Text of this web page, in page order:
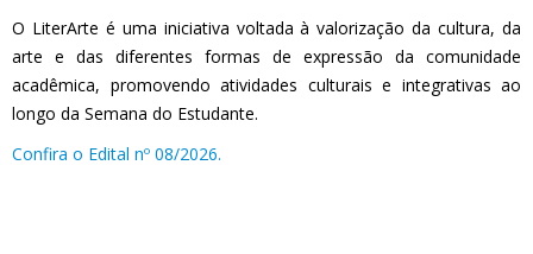
O LiterArte é uma iniciativa voltada à valorização da cultura, da
arte e das diferentes formas de expressão da comunidade
acadêmica, promovendo atividades culturais e integrativas ao
longo da Semana do Estudante.
Confira o Edital nº 08/2026.